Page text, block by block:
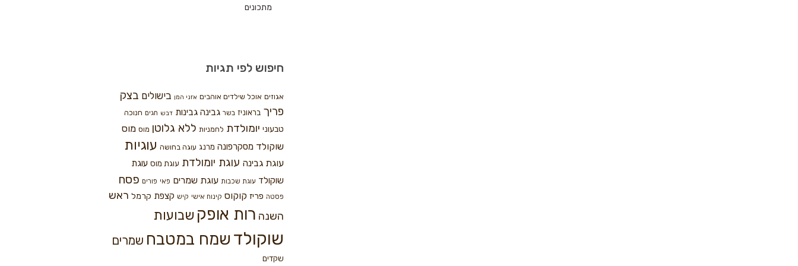
מתכונים
חיפוש לפי תגיות
אגוזים אוכל שילדים אוהבים אזני המן בישולים בצק
פריך בראוניז בשר גבינה גבינות דבש חגים חנוכה
טבעוני יומולדת לחמניות ללא גלוטן מוס מוס
שוקולד מסקרפונה מרנג עוגה בחושה עוגיות
עוגת גבינה עוגת יומולדת עוגת מוס עוגת
שוקולד עוגת שכבות עוגת שמרים פאי פורים פסח
פסטה פריז קוקוס קינוח אישי קיש קצפת קרמל ראש
השנה רות אופק שבועות
שוקולד שמח במטבח שמרים
שקדים